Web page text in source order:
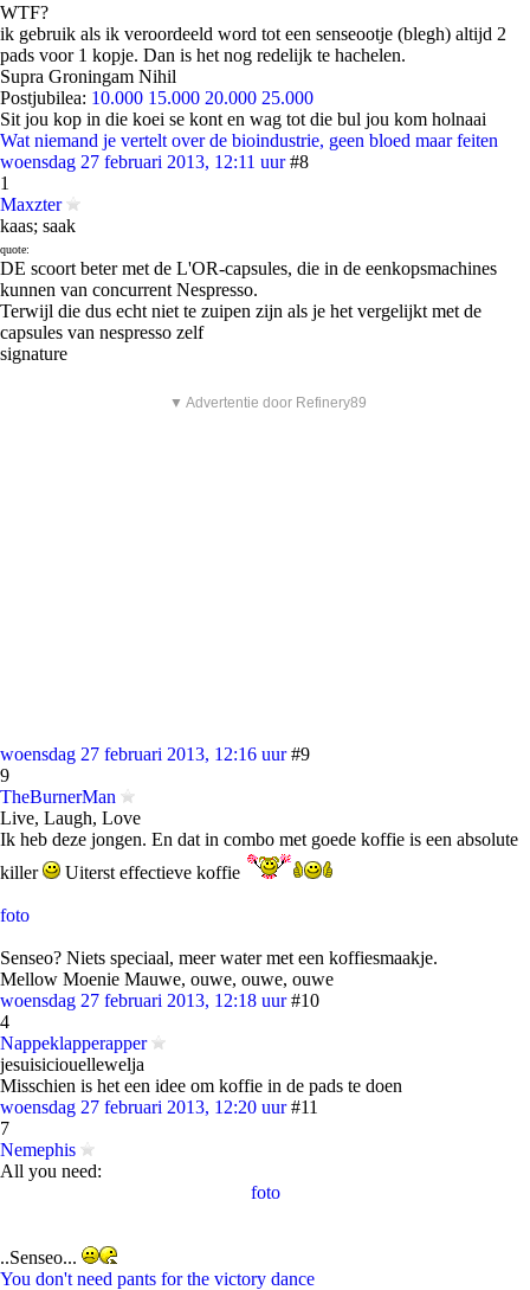
WTF?
ik gebruik als ik veroordeeld word tot een senseootje (blegh) altijd 2
pads voor 1 kopje. Dan is het nog redelijk te hachelen.
Supra Groningam Nihil
Postjubilea: 10.000 15.000 20.000 25.000
Sit jou kop in die koei se kont en wag tot die bul jou kom holnaai
Wat niemand je vertelt over de bioindustrie, geen bloed maar feiten
woensdag 27 februari 2013, 12:11 uur #8
1
Maxzter
kaas; saak
quote:
DE scoort beter met de L'OR-capsules, die in de eenkopsmachines
kunnen van concurrent Nespresso.
Terwijl die dus echt niet te zuipen zijn als je het vergelijkt met de
capsules van nespresso zelf
signature
▼ Advertentie door Refinery89
woensdag 27 februari 2013, 12:16 uur #9
9
TheBurnerMan
Live, Laugh, Love
Ik heb deze jongen. En dat in combo met goede koffie is een absolute
killer
Uiterst effectieve koffie
foto
Senseo? Niets speciaal, meer water met een koffiesmaakje.
Mellow Moenie Mauwe, ouwe, ouwe, ouwe
woensdag 27 februari 2013, 12:18 uur #10
4
Nappeklapperapper
jesuisiciouellewelja
Misschien is het een idee om koffie in de pads te doen
woensdag 27 februari 2013, 12:20 uur #11
7
Nemephis
All you need:
foto
..Senseo...
You don't need pants for the victory dance